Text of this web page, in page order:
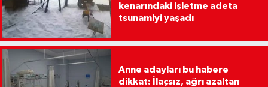
kenarındaki işletme adeta
tsunamiyi yaşadı
Anne adayları bu habere
dikkat: İlaçsız, ağrı azaltan